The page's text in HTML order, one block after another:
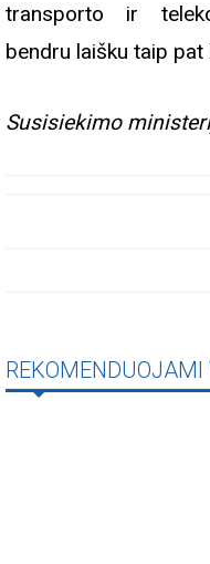
transporto ir
bendru laišku taip
Susisiekimo
REKOMENDUOJAMI